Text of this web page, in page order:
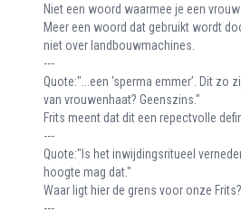
Niet een woord waarmee je een
Meer een woord dat gebruikt wordt
niet over landbouwmachines.
---
Quote:"...een ‘sperma emmer’. Dit zo
van vrouwenhaat? Geenszins."
Frits meent dat dit een repectvolle
---
Quote:"Is het inwijdingsritueel
hoogte mag dat."
Waar ligt hier de grens voor onze Frits?